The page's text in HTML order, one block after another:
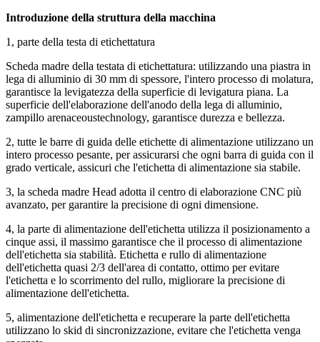
Introduzione della struttura della macchina
1, parte della testa di etichettatura
Scheda madre della testata di etichettatura: utilizzando una piastra in
lega di alluminio di 30 mm di spessore, l'intero processo di molatura,
garantisce la levigatezza della superficie di levigatura piana. La
superficie dell'elaborazione dell'anodo della lega di alluminio,
zampillo arenaceoustechnology, garantisce durezza e bellezza.
2, tutte le barre di guida delle etichette di alimentazione utilizzano un
intero processo pesante, per assicurarsi che ogni barra di guida con il
grado verticale, assicuri che l'etichetta di alimentazione sia stabile.
3, la scheda madre Head adotta il centro di elaborazione CNC più
avanzato, per garantire la precisione di ogni dimensione.
4, la parte di alimentazione dell'etichetta utilizza il posizionamento a
cinque assi, il massimo garantisce che il processo di alimentazione
dell'etichetta sia stabilità. Etichetta e rullo di alimentazione
dell'etichetta quasi 2/3 dell'area di contatto, ottimo per evitare
l'etichetta e lo scorrimento del rullo, migliorare la precisione di
alimentazione dell'etichetta.
5, alimentazione dell'etichetta e recuperare la parte dell'etichetta
utilizzano lo skid di sincronizzazione, evitare che l'etichetta venga